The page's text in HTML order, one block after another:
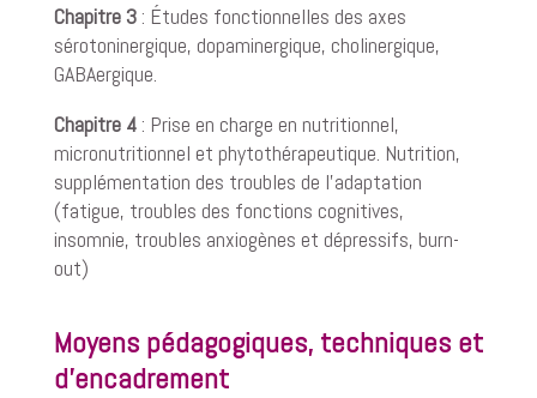
Chapitre 3: Études fonctionnelles des axes
sérotoninergique, dopaminergique, cholinergique,
GABAergique.
Chapitre 4: Prise en charge en nutritionnel,
micronutritionnel et phytothérapeutique. Nutrition,
supplémentation des troubles de l’adaptation
(fatigue, troubles des fonctions cognitives,
insomnie, troubles anxiogènes et dépressifs, burn-
out)
Moyens pédagogiques, techniques et
d’encadrement